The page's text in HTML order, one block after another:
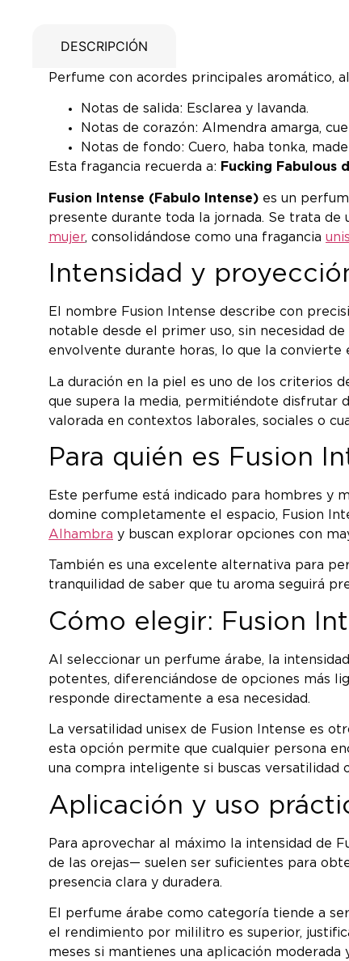
DESCRIPCIÓN
Perfume con acordes principales aromático,
Notas de salida: Esclarea y lavanda.
Notas de corazón: Almendra amarga,
Notas de fondo: Cuero, haba tonka,
Esta fragancia recuerda a: Fucking Fabulous
Fusion Intense (Fabulo Intense) es un
presente durante toda la jornada. Se trata
mujer, consolidándose como una fragancia
Intensidad y
El nombre Fusion Intense describe con
notable desde el primer uso, sin necesidad
envolvente durante horas, lo que la convierte
La duración en la piel es uno de los criterios
que supera la media, permitiéndote disfrutar
valorada en contextos laborales, sociales o
Para quién es Fusion
Este perfume está indicado para hombres y
domine completamente el espacio, Fusion
Alhambra y buscan explorar opciones con
También es una excelente alternativa para
tranquilidad de saber que tu aroma seguirá
Cómo elegir: Fusion
Al seleccionar un perfume árabe, la
potentes, diferenciándose de opciones más
responde directamente a esa necesidad.
La versatilidad unisex de Fusion Intense es
esta opción permite que cualquier persona
una compra inteligente si buscas versatilidad
Aplicación y uso
Para aprovechar al máximo la intensidad de
de las orejas— suelen ser suficientes para
presencia clara y duradera.
El perfume árabe como categoría tiende a
el rendimiento por mililitro es superior,
meses si mantienes una aplicación moderada